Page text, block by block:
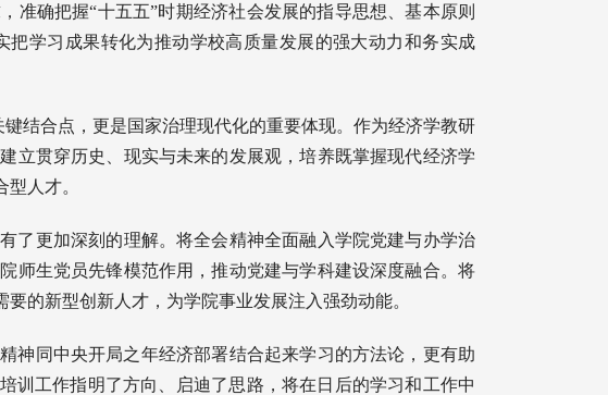
准确把握“十五五”时期经济社会发展的指导思想、基本原则
学习成果转化为推动学校高质量发展的强大动力和务实成
结合点，更是国家治理现代化的重要体现。作为经济学教研
立贯穿历史、现实与未来的发展观，培养既掌握现代经济学
人才。
了更加深刻的理解。将全会精神全面融入学院党建与办学治
师生党员先锋模范作用，推动党建与学科建设深度融合。将
的新型创新人才，为学院事业发展注入强劲动能。
神同中央开局之年经济部署结合起来学习的方法论，更有助
训工作指明了方向、启迪了思路，将在日后的学习和工作中